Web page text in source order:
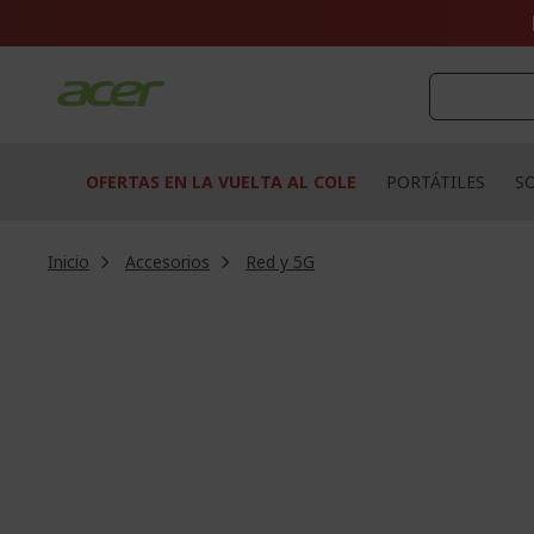
OFERTAS EN LA VUELTA AL COLE PORTÁTILES
Inicio Accesorios
Red y 5G